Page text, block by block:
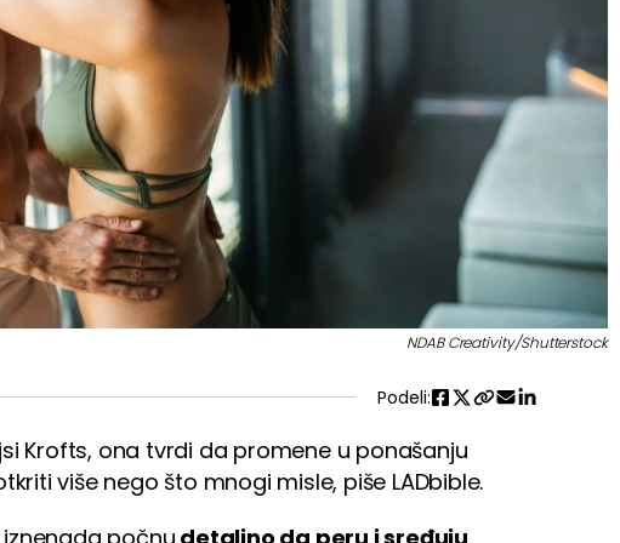
NDAB Creativity/Shutterstock
Podeli:
Krofts, ona tvrdi da promene u ponašanju
više nego što mnogi misle, piše LADbible.